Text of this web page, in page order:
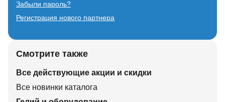
Забыли пароль?
Регистрация нового партнера
Смотрите также
Все действующие акции и скидки
Все новинки каталога